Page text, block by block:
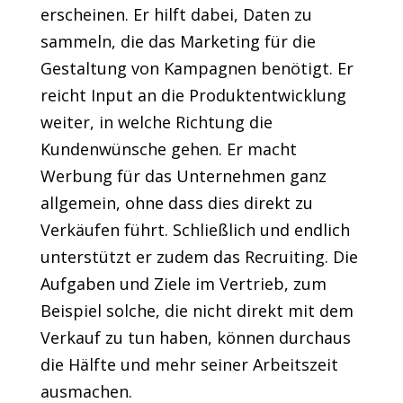
erscheinen. Er hilft dabei, Daten zu
sammeln, die das Marketing für die
Gestaltung von Kampagnen benötigt. Er
reicht Input an die Produktentwicklung
weiter, in welche Richtung die
Kundenwünsche gehen. Er macht
Werbung für das Unternehmen ganz
allgemein, ohne dass dies direkt zu
Verkäufen führt. Schließlich und endlich
unterstützt er zudem das Recruiting. Die
Aufgaben und Ziele im Vertrieb, zum
Beispiel solche, die nicht direkt mit dem
Verkauf zu tun haben, können durchaus
die Hälfte und mehr seiner Arbeitszeit
ausmachen.